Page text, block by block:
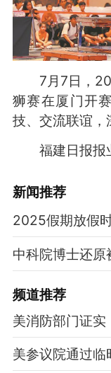
7月7日，
狮赛在厦门开
技、交流联谊，
福建日报报
新闻推荐
频道推荐
美消防部门证
美参议院通过临